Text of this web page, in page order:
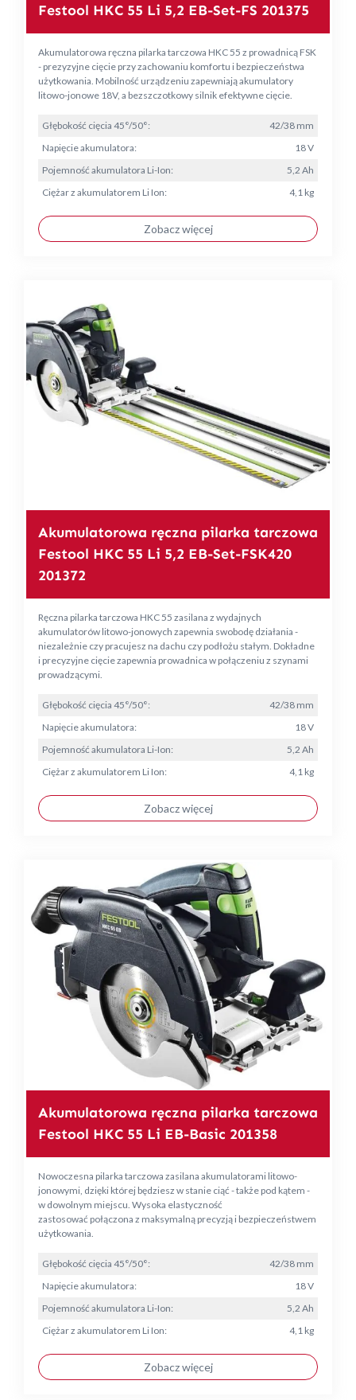
Festool HKC 55 Li 5,2 EB-Set-FS 201375
Akumulatorowa ręczna pilarka tarczowa HKC 55 z prowadnicą FSK
- prezyzyjne cięcie przy zachowaniu komfortu i bezpieczeństwa
użytkowania. Mobilność urządzeniu zapewniają akumulatory
litowo-jonowe 18V, a bezszczotkowy silnik efektywne cięcie.
Głębokość cięcia 45°/50°:
42/38 mm
Napięcie akumulatora:
18 V
Pojemność akumulatora Li-Ion:
5,2 Ah
Ciężar z akumulatorem Li Ion:
4,1 kg
Zobacz więcej
Akumulatorowa ręczna pilarka tarczowa
Festool HKC 55 Li 5,2 EB-Set-FSK420
201372
Ręczna pilarka tarczowa HKC 55 zasilana z wydajnych
akumulatorów litowo-jonowych zapewnia swobodę działania -
niezależnie czy pracujesz na dachu czy podłożu stałym. Dokładne
i precyzyjne cięcie zapewnia prowadnica w połączeniu z szynami
prowadzącymi.
Głębokość cięcia 45°/50°:
42/38 mm
Napięcie akumulatora:
18 V
Pojemność akumulatora Li-Ion:
5,2 Ah
Ciężar z akumulatorem Li Ion:
4,1 kg
Zobacz więcej
Akumulatorowa ręczna pilarka tarczowa
Festool HKC 55 Li EB-Basic 201358
Nowoczesna pilarka tarczowa zasilana akumulatorami litowo-
jonowymi, dzięki której będziesz w stanie ciąć - także pod kątem -
w dowolnym miejscu. Wysoka elastyczność
zastosować połączona z maksymalną precyzją i bezpieczeństwem
użytkowania.
Głębokość cięcia 45°/50°:
42/38 mm
Napięcie akumulatora:
18 V
Pojemność akumulatora Li-Ion:
5,2 Ah
Ciężar z akumulatorem Li Ion:
4,1 kg
Zobacz więcej